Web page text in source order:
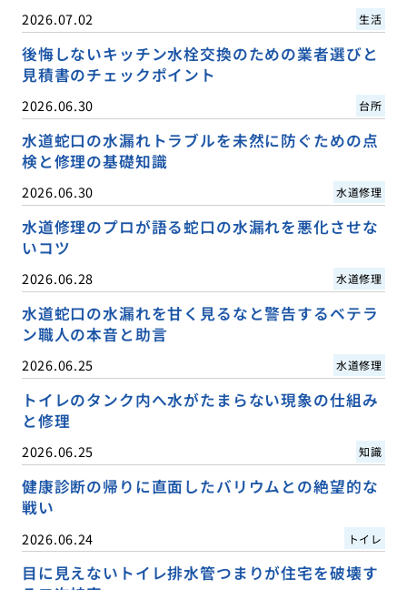
2026.07.02 生活
後悔しないキッチン水栓交換のための業者選びと
見積書のチェックポイント
2026.06.30 台所
水道蛇口の水漏れトラブルを未然に防ぐための点
検と修理の基礎知識
2026.06.30 水道修理
水道修理のプロが語る蛇口の水漏れを悪化させな
いコツ
2026.06.28 水道修理
水道蛇口の水漏れを甘く見るなと警告するベテラ
ン職人の本音と助言
2026.06.25 水道修理
トイレのタンク内へ水がたまらない現象の仕組み
と修理
2026.06.25 知識
健康診断の帰りに直面したバリウムとの絶望的な
戦い
2026.06.24 トイレ
目に見えないトイレ排水管つまりが住宅を破壊す